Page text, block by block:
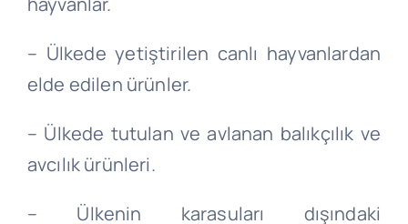
– Ülkede yetiştirilen canlı hayvanlardan
elde edilen ürünler.
– Ülkede tutulan ve avlanan balıkçılık ve
avcılık ürünleri.
– Ülkenin karasuları dışındaki